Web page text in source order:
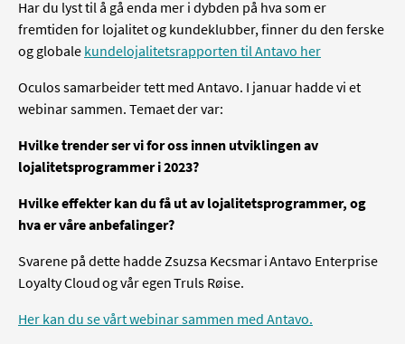
Har du lyst til å gå enda mer i dybden på hva som er
fremtiden for lojalitet og kundeklubber, finner du den ferske
og globale kundelojalitetsrapporten til Antavo her
Oculos samarbeider tett med Antavo. I januar hadde vi et
webinar sammen. Temaet der var:
Hvilke trender ser vi for oss innen utviklingen av
lojalitetsprogrammer i 2023?
Hvilke effekter kan du få ut av lojalitetsprogrammer, og
hva er våre anbefalinger?
Svarene på dette hadde Zsuzsa Kecsmar i Antavo Enterprise
Loyalty Cloud og vår egen Truls Røise.
Her kan du se vårt webinar sammen med Antavo.